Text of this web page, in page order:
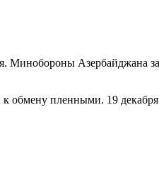
Азербайджана
пленными. 19